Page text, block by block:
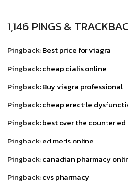
1,146 PINGS &
Pingback:Best price for viagra
Pingback:cheap cialis online
Pingback:Buy viagra professional
Pingback:cheap erectile
Pingback:best over the counter ed
Pingback:ed meds online
Pingback:canadian pharmacy
Pingback:cvs pharmacy